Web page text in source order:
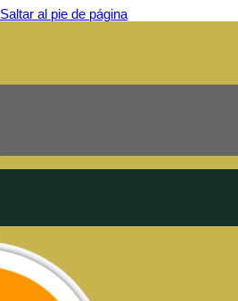
Saltar al pie de página